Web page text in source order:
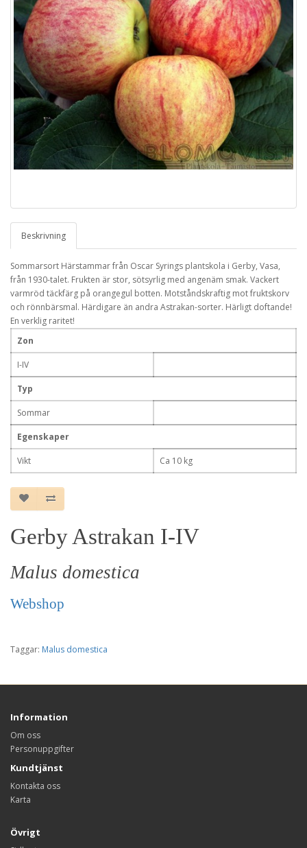
Beskrivning
Sommarsort Härstammar från Oscar Syrings plantskola i Gerby, Vasa,
från 1930-talet. Frukten är stor, sötsyrlig med angenäm smak. Vackert
varmröd täckfärg på orangegul botten. Motståndskraftig mot fruktskorv
och rönnbärsmal. Härdigare än andra Astrakan-sorter. Härligt doftande!
En verklig raritet!
Zon
I-IV
Typ
Sommar
Egenskaper
Vikt Ca 10 kg
Gerby Astrakan I-IV
Malus domestica
Webshop
Taggar: Malus domestica
Information
Om oss
Personuppgifter
Kundtjänst
Kontakta oss
Karta
Övrigt